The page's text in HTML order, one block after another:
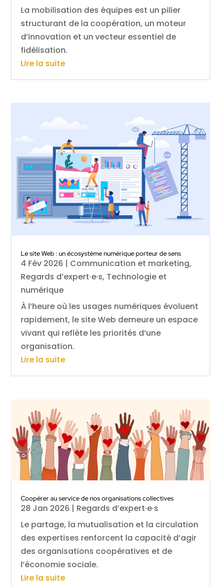
La mobilisation des équipes est un pilier
structurant de la coopération, un moteur
d’innovation et un vecteur essentiel de
fidélisation.
Lire la suite
Le site Web : un écosystème numérique porteur de sens
4 Fév 2026 | Communication et marketing,
Regards d’expert·e·s, Technologie et
numérique
À l’heure où les usages numériques évoluent
rapidement, le site Web demeure un espace
vivant qui reflète les priorités d’une
organisation.
Lire la suite
Coopérer au service de nos organisations collectives
28 Jan 2026 | Regards d’expert·e·s
Le partage, la mutualisation et la circulation
des expertises renforcent la capacité d’agir
des organisations coopératives et de
l’économie sociale.
Lire la suite